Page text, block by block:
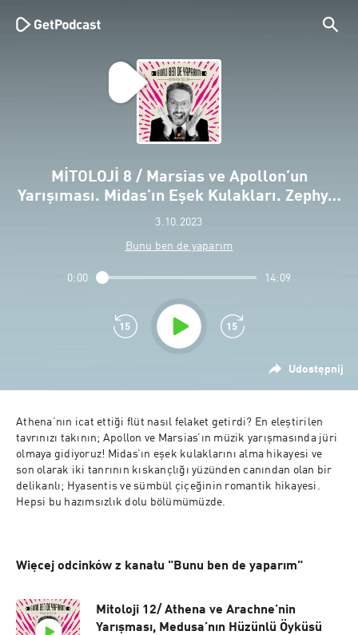
MİTOLOJİ 8 / Marsias ve Apollon’un
Yarışıması. Midas’ın Eşek Kulakları. Zephy…
3.10.2023
Bunu ben de yaparım
Udostępnij
0:00 14:09
Athena’nın icat ettiği flüt nasıl felaket getirdi? En eleştirilen
tavrınızı takının; Apollon ve Marsias’ın müzik yarışmasında jüri
olmaya gidiyoruz! Midas’ın eşek kulaklarını alma hikayesi ve
son olarak iki tanrının kıskançlığı yüzünden canından olan bir
delikanlı; Hyasentis ve sümbül çiçeğinin romantik hikayesi.
Hepsi bu hazımsızlık dolu bölümümüzde.
Więcej odcinków z kanału "Bunu ben de yaparım"
Mitoloji 12/ Athena ve Arachne’nin
Yarışması, Medusa’nın Hüzünlü Öyküsü